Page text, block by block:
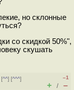
но склонные
со скидкой 50%",
скушать
[^^] [^^^]
–1
+ / –